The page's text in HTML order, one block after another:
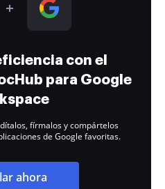
con el
para Google
fírmalos y compártelos
de Google favoritas.
ahora